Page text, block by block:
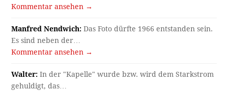
Kommentar ansehen →
Manfred Nendwich: Das Foto dürfte 1966 entstanden sein.
Es sind neben der…
Kommentar ansehen →
Walter: In der "Kapelle" wurde bzw. wird dem Starkstrom
gehuldigt, das…